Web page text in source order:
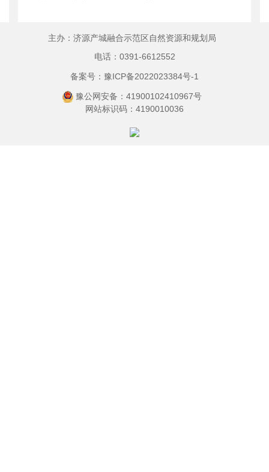
主办：济源产城融合示范区自然资源和规划局
电话：0391-6612552
备案号：豫ICP备2022023384号-1
豫公网安备：41900102410967号
网站标识码：4190010036